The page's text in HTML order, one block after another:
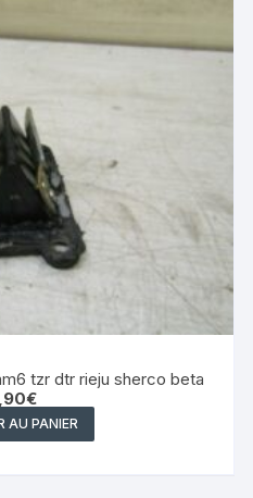
tzr dtr rieju sherco beta
€
AU PANIER